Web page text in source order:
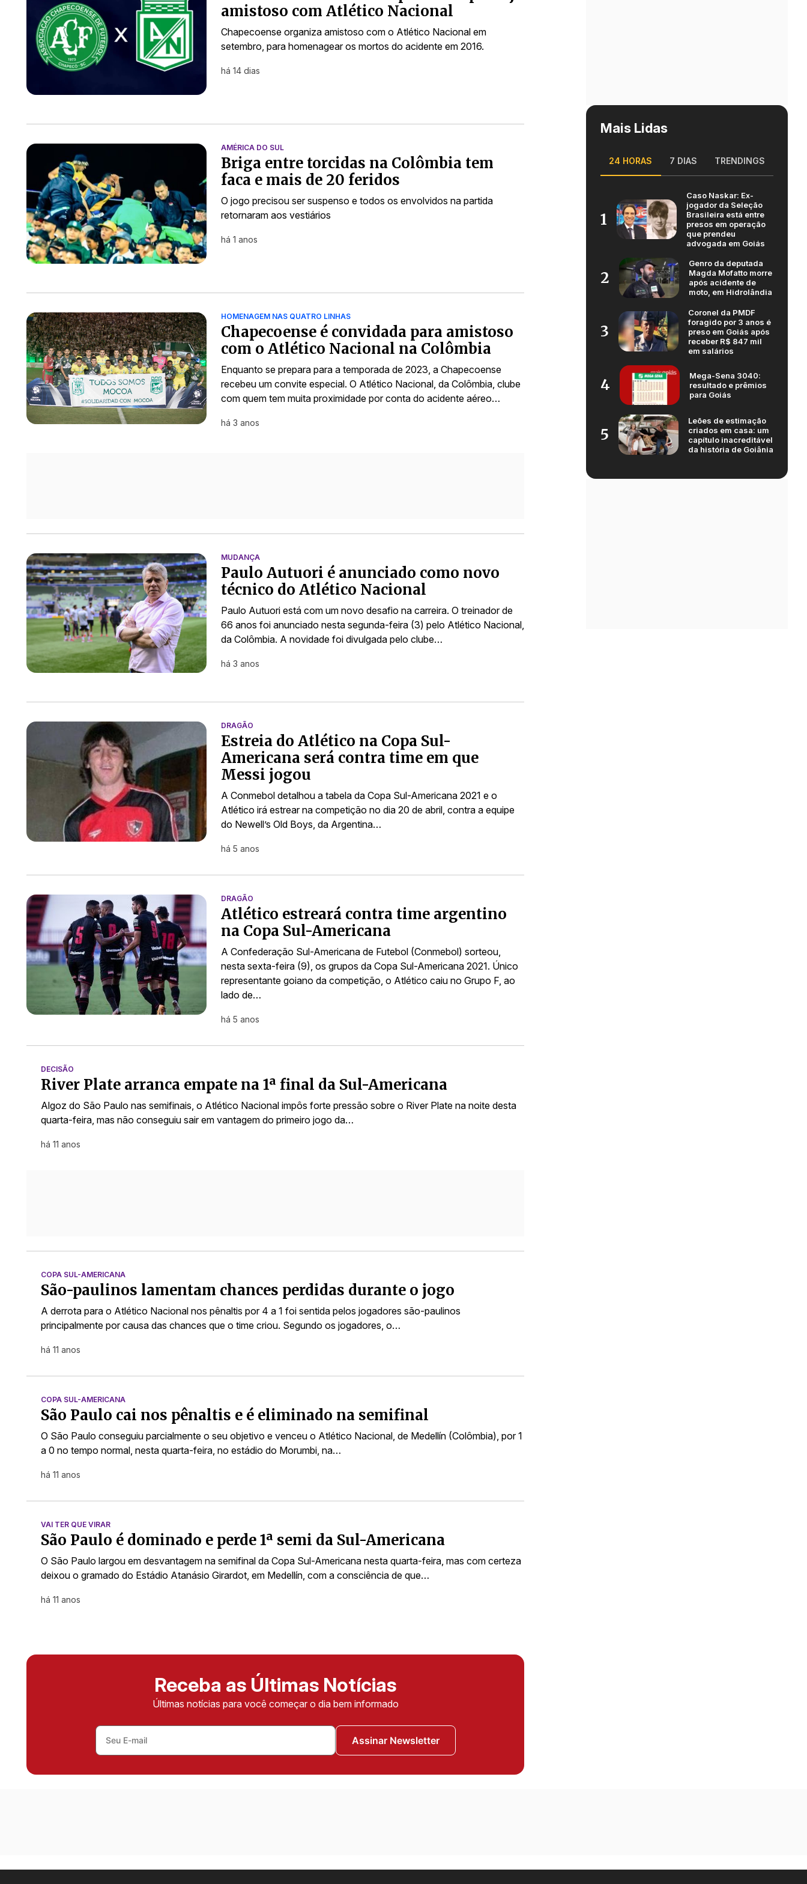
amistoso com Atlético Nacional
Chapecoense organiza amistoso com o Atlético Nacional em
setembro, para homenagear os mortos do acidente em 2016.
há 14 dias
AMÉRICA DO SUL
Briga entre torcidas na Colômbia tem
faca e mais de 20 feridos
O jogo precisou ser suspenso e todos os envolvidos na partida
retornaram aos vestiários
há 1 anos
HOMENAGEM NAS QUATRO LINHAS
Chapecoense é convidada para amistoso
com o Atlético Nacional na Colômbia
Enquanto se prepara para a temporada de 2023, a Chapecoense
recebeu um convite especial. O Atlético Nacional, da Colômbia, clube
com quem tem muita proximidade por conta do acidente aéreo…
há 3 anos
MUDANÇA
Paulo Autuori é anunciado como novo
técnico do Atlético Nacional
Paulo Autuori está com um novo desafio na carreira. O treinador de
66 anos foi anunciado nesta segunda-feira (3) pelo Atlético Nacional,
da Colômbia. A novidade foi divulgada pelo clube…
há 3 anos
DRAGÃO
Estreia do Atlético na Copa Sul-
Americana será contra time em que
Messi jogou
A Conmebol detalhou a tabela da Copa Sul-Americana 2021 e o
Atlético irá estrear na competição no dia 20 de abril, contra a equipe
do Newell’s Old Boys, da Argentina…
há 5 anos
DRAGÃO
Atlético estreará contra time argentino
na Copa Sul-Americana
A Confederação Sul-Americana de Futebol (Conmebol) sorteou,
nesta sexta-feira (9), os grupos da Copa Sul-Americana 2021. Único
representante goiano da competição, o Atlético caiu no Grupo F, ao
lado de…
há 5 anos
DECISÃO
River Plate arranca empate na 1ª final da Sul-Americana
Algoz do São Paulo nas semifinais, o Atlético Nacional impôs forte pressão sobre o River Plate na noite desta
quarta-feira, mas não conseguiu sair em vantagem do primeiro jogo da…
há 11 anos
COPA SUL-AMERICANA
São-paulinos lamentam chances perdidas durante o jogo
A derrota para o Atlético Nacional nos pênaltis por 4 a 1 foi sentida pelos jogadores são-paulinos
principalmente por causa das chances que o time criou. Segundo os jogadores, o…
há 11 anos
COPA SUL-AMERICANA
São Paulo cai nos pênaltis e é eliminado na semifinal
O São Paulo conseguiu parcialmente o seu objetivo e venceu o Atlético Nacional, de Medellín (Colômbia), por 1
a 0 no tempo normal, nesta quarta-feira, no estádio do Morumbi, na…
há 11 anos
VAI TER QUE VIRAR
São Paulo é dominado e perde 1ª semi da Sul-Americana
O São Paulo largou em desvantagem na semifinal da Copa Sul-Americana nesta quarta-feira, mas com certeza
deixou o gramado do Estádio Atanásio Girardot, em Medellín, com a consciência de que…
há 11 anos
Receba as Últimas Notícias
Últimas notícias para você começar o dia bem informado
Assinar Newsletter
Mais Lidas
24 HORAS 7 DIAS TRENDINGS
1
Caso Naskar: Ex-
jogador da Seleção
Brasileira está entre
presos em operação
que prendeu
advogada em Goiás
2
Genro da deputada
Magda Mofatto morre
após acidente de
moto, em Hidrolândia
3
Coronel da PMDF
foragido por 3 anos é
preso em Goiás após
receber R$ 847 mil
em salários
4
Mega-Sena 3040:
resultado e prêmios
para Goiás
5
Leões de estimação
criados em casa: um
capítulo inacreditável
da história de Goiânia